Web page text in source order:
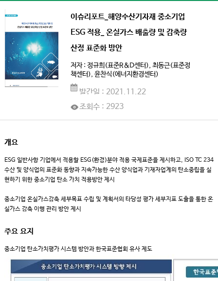
이슈리포트_해양수산기자재 중소기업
ESG 적용_ 온실가스 배출량 및 감축량
산정 표준화 방안
저자 : 정규희(표준R&D센터), 최동근(표준정
책센터), 윤찬식(에너지환경센터)
발간일 : 2021.11.22
조회수 : 2923
개요
ESG 일반사항 기업에서 적용할 ESG(환경)분야 적용 국제표준을 제시하고, ISO TC 234
수산 및 양식업의 표준화 동향과 지속가능한 수산 양식업과 기재자업계의 탄소중립을 실
현하기 위한 중소기업 탄소 가치 적용방안 제시
중소기업 온실가스감축 세부목표 수립 및 계획서의 타당성 평가 세부지표 도출을 통한 온
실가스 감축 이행 관리 방안 제시
주요 요지
중소기업 탄소가치평가 시스템 방안과 한국표준협회 유사 제도